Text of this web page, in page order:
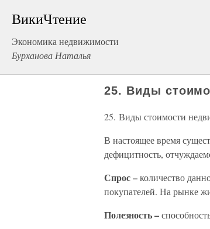
ВикиЧтение
Экономика недвижимости
Бурханова Наталья
25. Виды
25. Виды стоимости
В настоящее время
дефицитность,
Спрос –количество
покупателей. На рынке
Полезность –